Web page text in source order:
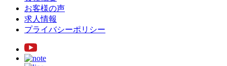
お客様の声
求人情報
プライバシーポリシー